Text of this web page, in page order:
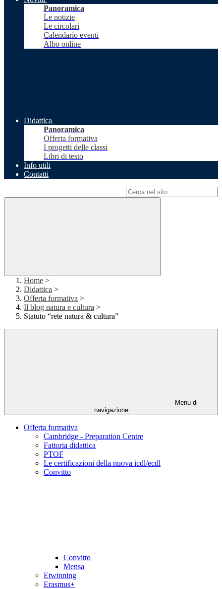
Panoramica
Le notizie
Le circolari
Calendario eventi
Albo online
Didattica
Panoramica
Offerta formativa
I progetti delle classi
Libri di testo
Info utili
Contatti
Home >
Didattica >
Offerta formativa >
Il blog natura e cultura >
Statuto “rete natura & cultura”
Menu di
navigazione
Offerta formativa
Cambridge - Preparation Centre
Fattoria didattica
PTOF
Le certificazioni della nuova icdl/ecdl
Convitto
Convitto
Mensa
Etwinning
Erasmus+